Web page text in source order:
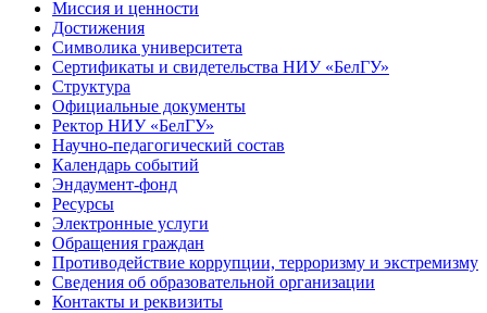
Миссия и ценности
Достижения
Символика университета
Сертификаты и свидетельства НИУ «БелГУ»
Структура
Официальные документы
Ректор НИУ «БелГУ»
Научно-педагогический состав
Календарь событий
Эндаумент-фонд
Ресурсы
Электронные услуги
Обращения граждан
Противодействие коррупции, терроризму и экстремизму
Сведения об образовательной организации
Контакты и реквизиты